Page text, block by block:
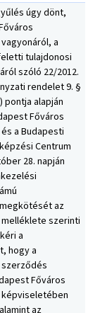
úgy dönt,
a
tulajdonosi
szóló 22/2012.
rendelet 9. §
pontja alapján
Főváros
a Budapesti
Centrum
28. napján
az
szerinti
a
hogy a
Főváros